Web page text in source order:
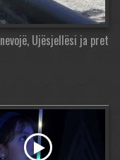
Ujësjellësi ja pret